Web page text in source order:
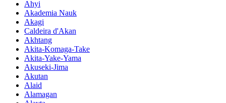
Ahyi
Akademia Nauk
Akagi
Caldeira d'Akan
Akhtang
Akita-Komaga-Take
Akita-Yake-Yama
Akuseki-Jima
Akutan
Alaid
Alamagan